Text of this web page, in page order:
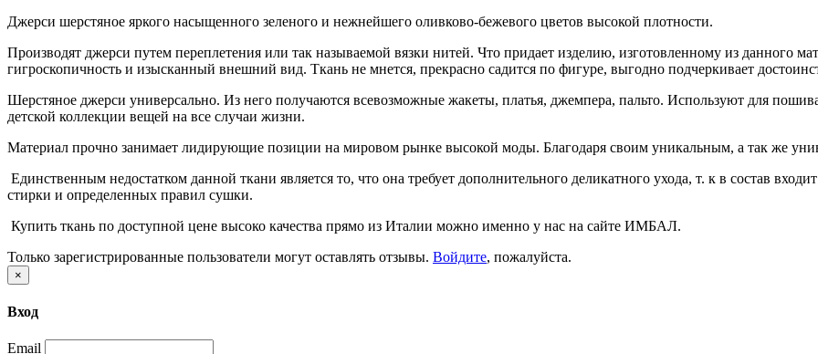
Джерси шерстяное яркого насыщенного зеленого и нежнейшего оливково-бежевого цветов высокой плотности.
Производят джерси путем переплетения или так называемой вязки нитей. Что придает изделию, изготовленному из данного
гигроскопичность и изысканный внешний вид. Ткань не мнется, прекрасно садится по фигуре, выгодно подчеркивает
Шерстяное джерси универсально. Из него получаются всевозможные жакеты, платья, джемпера, пальто. Используют для
детской коллекции вещей на все случаи жизни.
Материал прочно занимает лидирующие позиции на мировом рынке высокой моды. Благодаря своим уникальным, а так же
Единственным недостатком данной ткани является то, что она требует дополнительного деликатного ухода, т. к в состав
стирки и определенных правил сушки.
Купить ткань по доступной цене высоко качества прямо из Италии можно именно у нас на сайте ИМБАЛ.
Только зарегистрированные пользователи могут оставлять отзывы. Войдите, пожалуйста.
×
Вход
Email